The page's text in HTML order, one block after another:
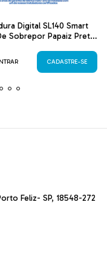
Digital SL140 Smart
Sobrepor Papaiz Preta
CADASTRE-SE
Feliz- SP, 18548-272